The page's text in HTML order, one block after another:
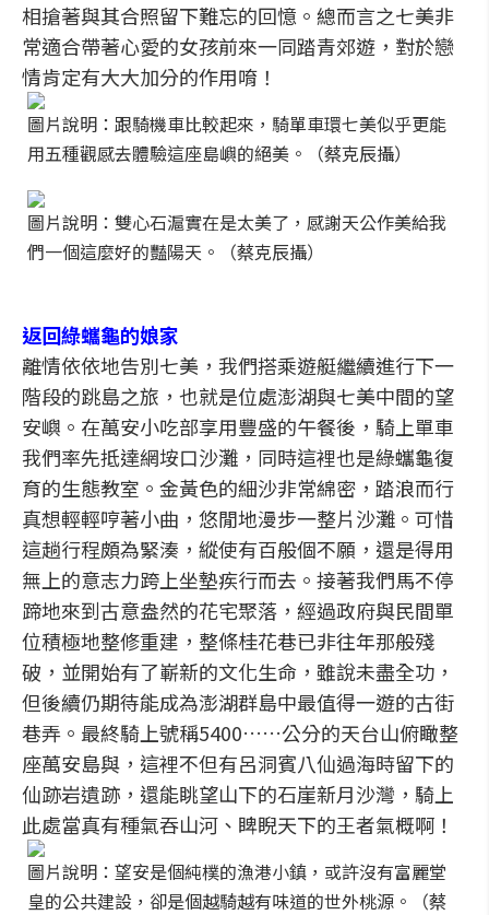
相搶著與其合照留下難忘的回憶。總而言之七美非
常適合帶著心愛的女孩前來一同踏青郊遊，對於戀
情肯定有大大加分的作用唷！
圖片說明：跟騎機車比較起來，騎單車環七美似乎更能
用五種觀感去體驗這座島嶼的絕美。（蔡克辰攝）
圖片說明：雙心石滬實在是太美了，感謝天公作美給我
們一個這麼好的豔陽天。（蔡克辰攝）
返回綠蠵龜的娘家
離情依依地告別七美，我們搭乘遊艇繼續進行下一
階段的跳島之旅，也就是位處澎湖與七美中間的望
安嶼。在萬安小吃部享用豐盛的午餐後，騎上單車
我們率先抵達網垵口沙灘，同時這裡也是綠蠵龜復
育的生態教室。金黃色的細沙非常綿密，踏浪而行
真想輕輕哼著小曲，悠閒地漫步一整片沙灘。可惜
這趟行程頗為緊湊，縱使有百般個不願，還是得用
無上的意志力跨上坐墊疾行而去。接著我們馬不停
蹄地來到古意盎然的花宅聚落，經過政府與民間單
位積極地整修重建，整條桂花巷已非往年那般殘
破，並開始有了嶄新的文化生命，雖說未盡全功，
但後續仍期待能成為澎湖群島中最值得一遊的古街
巷弄。最終騎上號稱5400……公分的天台山俯瞰整
座萬安島與，這裡不但有呂洞賓八仙過海時留下的
仙跡岩遺跡，還能眺望山下的石崖新月沙灣，騎上
此處當真有種氣吞山河、睥睨天下的王者氣概啊！
圖片說明：望安是個純樸的漁港小鎮，或許沒有富麗堂
皇的公共建設，卻是個越騎越有味道的世外桃源。（蔡